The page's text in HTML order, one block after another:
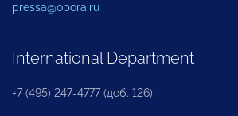
pressa@opora.ru
International Department
+7 (495) 247-4777 (доб. 126)